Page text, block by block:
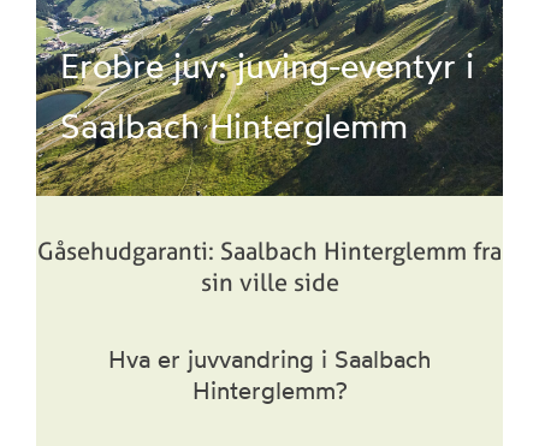
Erobre juv: juving-eventyr i
Saalbach Hinterglemm
Gåsehudgaranti: Saalbach Hinterglemm fra
sin ville side
Hva er juvvandring i Saalbach
Hinterglemm?